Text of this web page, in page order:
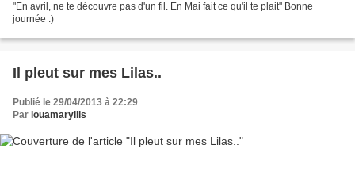
"En avril, ne te découvre pas d'un fil. En Mai fait ce qu'il te plait" Bonne
journée :)
Il pleut sur mes Lilas..
Publié le 29/04/2013 à 22:29
Par louamaryllis